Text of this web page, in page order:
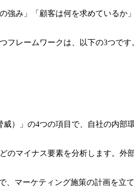
み」「顧客は何を求めている
レームワークは、以下の3つです
威）」の4つの項目で、自社の内
マイナス要素を分析します。外
マーケティング施策の計画を立